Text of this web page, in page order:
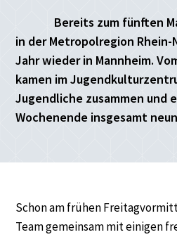
Bereits zum fünften
in der Metropolregion
Jahr wieder in Mannheim.
kamen im
Jugendliche zusammen und
Wochenende insgesamt
Schon am frühen
Team gemeinsam mit einigen